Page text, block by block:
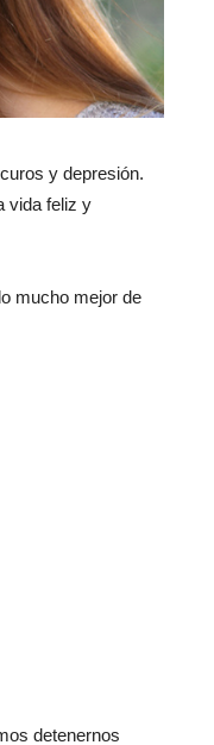
y depresión.
vida feliz y
mucho mejor de
detenernos